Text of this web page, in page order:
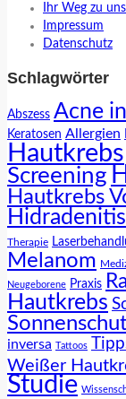
Ihr Weg zu uns
Impressum
Datenschutz
Schlagwörter
Abszess Acne
Keratosen Allergien
Hautkrebs
Screening
Hautkrebs
Therapie
Melanom
Neugeborene Praxis
Hautkrebs
inversa Tattoos
Weißer
Studie